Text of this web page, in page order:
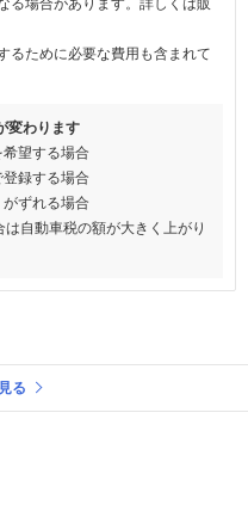
るために必要な費用も含まれて
変わります
望する場合
録する場合
ずれる場合
は自動車税の額が大きく上がり
る